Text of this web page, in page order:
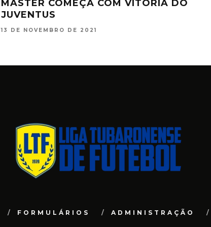
MASTER COMEÇA COM VITÓRIA DO
JUVENTUS
13 DE NOVEMBRO DE 2021
FORMULÁRIOS ADMINISTRAÇÃO